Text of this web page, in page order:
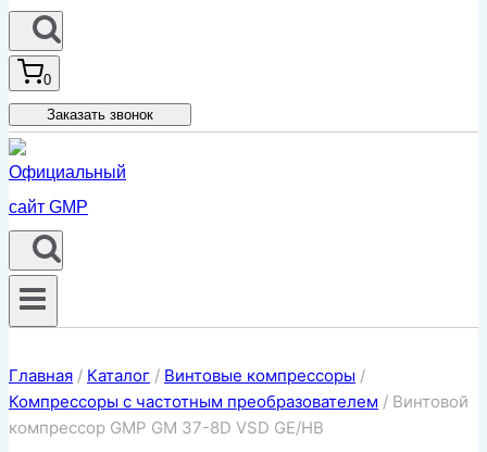
0
Заказать звонок
Главная / Каталог / Винтовые компрессоры /
Компрессоры с частотным преобразователем / Винтовой
компрессор GMP GM 37-8D VSD GE/HB